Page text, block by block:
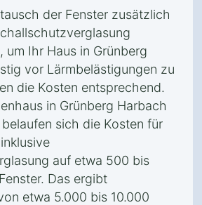
der Fenster zusätzlich
um Ihr Haus in Grünberg
vor Lärmbelästigungen zu
die Kosten entsprechend.
in Grünberg Harbach
sich die Kosten für
auf etwa 500 bis
Das ergibt
etwa 5.000 bis 10.000